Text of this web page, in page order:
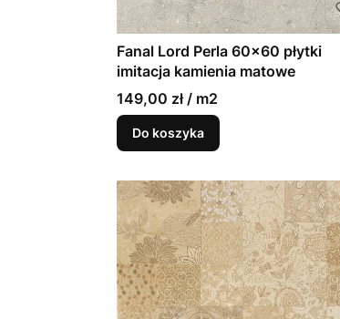
Fanal Lord Perla 60x60 płytki
imitacja kamienia matowe
149,00 zł / m2
Do koszyka